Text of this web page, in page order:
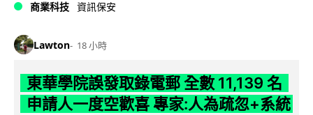
商業科技 資訊保安
Lawton 18 小時
東華學院誤發取錄電郵 全數 11,139 名
申請人一度空歡喜 專家:人為疏忽+系統